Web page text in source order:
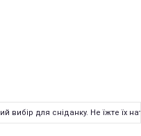
вибір для сніданку. Не їжте їх